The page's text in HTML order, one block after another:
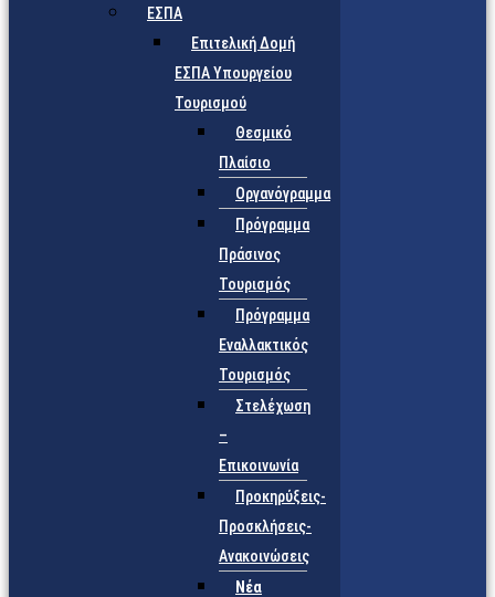
ΕΣΠΑ
Επιτελική Δομή
ΕΣΠΑ Υπουργείου
Τουρισμού
Θεσμικό
Πλαίσιο
Οργανόγραμμα
Πρόγραμμα
Πράσινος
Τουρισμός
Πρόγραμμα
Εναλλακτικός
Τουρισμός
Στελέχωση
–
Επικοινωνία
Προκηρύξεις-
Προσκλήσεις-
Ανακοινώσεις
Νέα